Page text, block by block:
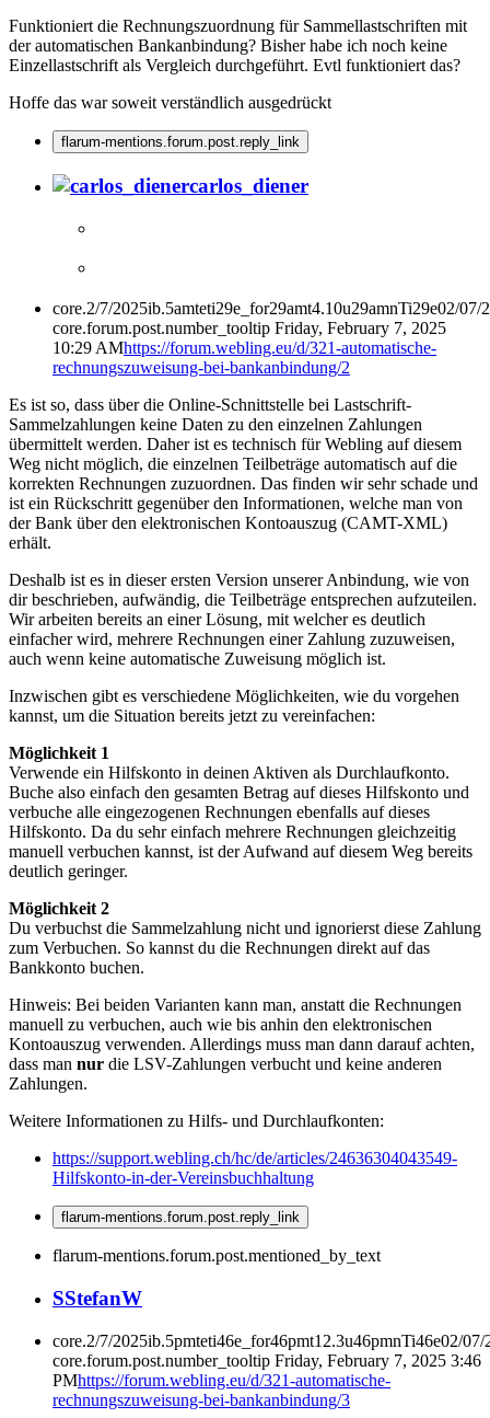
Funktioniert die Rechnungszuordnung für Sammellastschriften mit
der automatischen Bankanbindung? Bisher habe ich noch keine
Einzellastschrift als Vergleich durchgeführt. Evtl funktioniert das?
Hoffe das war soweit verständlich ausgedrückt
flarum-mentions.forum.post.reply_link
carlos_diener
core.2/7/2025ib.5amteti29e_for29amt4.10u29amnTi29e02/07/
core.forum.post.number_tooltip Friday, February 7, 2025
10:29 AMhttps://forum.webling.eu/d/321-automatische-
rechnungszuweisung-bei-bankanbindung/2
Es ist so, dass über die Online-Schnittstelle bei Lastschrift-
Sammelzahlungen keine Daten zu den einzelnen Zahlungen
übermittelt werden. Daher ist es technisch für Webling auf diesem
Weg nicht möglich, die einzelnen Teilbeträge automatisch auf die
korrekten Rechnungen zuzuordnen. Das finden wir sehr schade und
ist ein Rückschritt gegenüber den Informationen, welche man von
der Bank über den elektronischen Kontoauszug (CAMT-XML)
erhält.
Deshalb ist es in dieser ersten Version unserer Anbindung, wie von
dir beschrieben, aufwändig, die Teilbeträge entsprechen aufzuteilen.
Wir arbeiten bereits an einer Lösung, mit welcher es deutlich
einfacher wird, mehrere Rechnungen einer Zahlung zuzuweisen,
auch wenn keine automatische Zuweisung möglich ist.
Inzwischen gibt es verschiedene Möglichkeiten, wie du vorgehen
kannst, um die Situation bereits jetzt zu vereinfachen:
Möglichkeit 1
Verwende ein Hilfskonto in deinen Aktiven als Durchlaufkonto.
Buche also einfach den gesamten Betrag auf dieses Hilfskonto und
verbuche alle eingezogenen Rechnungen ebenfalls auf dieses
Hilfskonto. Da du sehr einfach mehrere Rechnungen gleichzeitig
manuell verbuchen kannst, ist der Aufwand auf diesem Weg bereits
deutlich geringer.
Möglichkeit 2
Du verbuchst die Sammelzahlung nicht und ignorierst diese Zahlung
zum Verbuchen. So kannst du die Rechnungen direkt auf das
Bankkonto buchen.
Hinweis: Bei beiden Varianten kann man, anstatt die Rechnungen
manuell zu verbuchen, auch wie bis anhin den elektronischen
Kontoauszug verwenden. Allerdings muss man dann darauf achten,
dass man nur die LSV-Zahlungen verbucht und keine anderen
Zahlungen.
Weitere Informationen zu Hilfs- und Durchlaufkonten:
https://support.webling.ch/hc/de/articles/24636304043549-
Hilfskonto-in-der-Vereinsbuchhaltung
flarum-mentions.forum.post.reply_link
flarum-mentions.forum.post.mentioned_by_text
SStefanW
core.2/7/2025ib.5pmteti46e_for46pmt12.3u46pmnTi46e02/07/
core.forum.post.number_tooltip Friday, February 7, 2025 3:46
PMhttps://forum.webling.eu/d/321-automatische-
rechnungszuweisung-bei-bankanbindung/3